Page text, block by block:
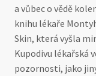
a vůbec o vědě
knihu lékaře
Skin, která vyšla
Kupodivu lékařská
pozornosti, jako